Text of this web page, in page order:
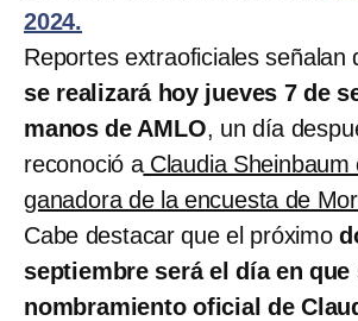
2024.
Reportes extraoficiales señalan
se realizará hoy jueves 7 de
manos de AMLO, un día
reconoció aClaudia Sheinbaum
ganadora de la encuesta de
Cabe destacar que el próximo
septiembre será el día en que
nombramiento oficial de